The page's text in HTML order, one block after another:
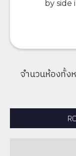
by side
จำนวนห้องทั้ง